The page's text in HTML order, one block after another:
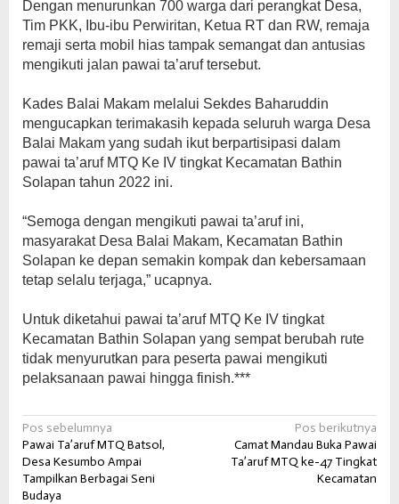
Dengan menurunkan 700 warga dari perangkat Desa,
Tim PKK, Ibu-ibu Perwiritan, Ketua RT dan RW, remaja
remaji serta mobil hias tampak semangat dan antusias
mengikuti jalan pawai ta’aruf tersebut.
Kades Balai Makam melalui Sekdes Baharuddin
mengucapkan terimakasih kepada seluruh warga Desa
Balai Makam yang sudah ikut berpartisipasi dalam
pawai ta’aruf MTQ Ke IV tingkat Kecamatan Bathin
Solapan tahun 2022 ini.
“Semoga dengan mengikuti pawai ta’aruf ini,
masyarakat Desa Balai Makam, Kecamatan Bathin
Solapan ke depan semakin kompak dan kebersamaan
tetap selalu terjaga,” ucapnya.
Untuk diketahui pawai ta’aruf MTQ Ke IV tingkat
Kecamatan Bathin Solapan yang sempat berubah rute
tidak menyurutkan para peserta pawai mengikuti
pelaksanaan pawai hingga finish.***
Navigasi
pos
Pos sebelumnya
Pawai Ta’aruf MTQ Batsol,
Desa Kesumbo Ampai
Tampilkan Berbagai Seni
Budaya
Pos berikutnya
Camat Mandau Buka Pawai
Ta’aruf MTQ ke-47 Tingkat
Kecamatan